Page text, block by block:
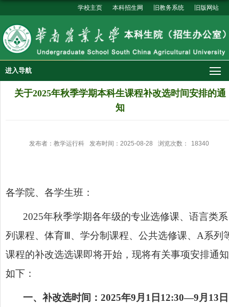
旧版网站
旧教务系统
本科招生网
学校主页
进入导航
关于2025年秋季学期本科生课程补改选时间安排的通
知
发布者：教学运行科 发布时间：2025-08-28 浏览次数： 18340
各学院、各学生班：
2025年秋季学期各年级的专业选修课、语言类系
列课程、体育Ⅲ、学分制课程、公共选修课、A系列
课程的补改选选课即将开始，现将有关事项安排通知
如下：
一、 补改选时间： 2025年9月 1 日 12:30—9月 13 日